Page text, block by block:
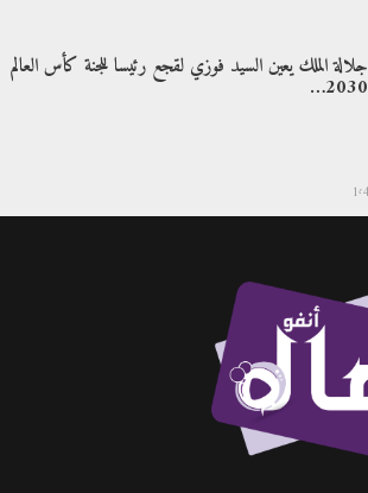
جلالة الملك يعين السيد فوزي لقجع رئيسا للجنة كأس العالم
2030…